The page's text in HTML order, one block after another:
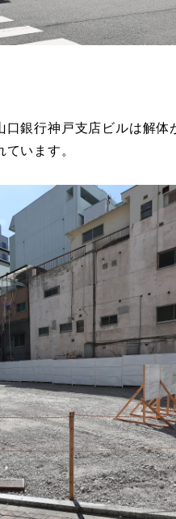
銀行神戸支店ビルは解体
います。